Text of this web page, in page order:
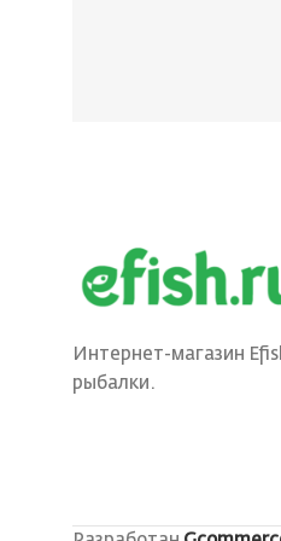
Интернет-магазин
рыбалки.